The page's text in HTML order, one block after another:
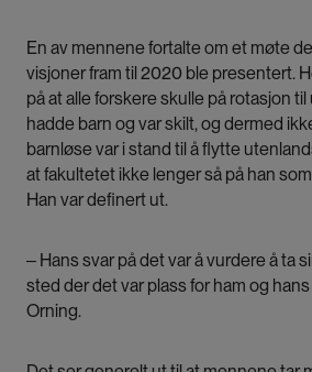
En av mennene fortalte om et møte
visjoner fram til 2020 ble presentert.
på at alle forskere skulle på rotasjon
hadde barn og var skilt, og dermed
barnløse var i stand til å flytte
at fakultetet ikke lenger så på han
Han var definert ut.
‒ Hans svar på det var å vurdere å ta
sted der det var plass for ham og
Orning.